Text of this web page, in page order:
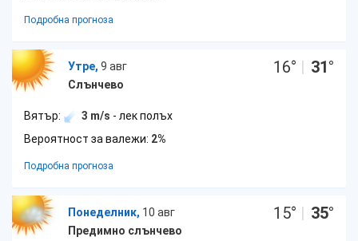
Подробна прогноза
Утре, 9 авг
Слънчево
16° | 31°
Вятър: 3 m/s - лек полъх
Вероятност за валежи: 2%
Подробна прогноза
Понеделник, 10 авг
Предимно слънчево
15° | 35°